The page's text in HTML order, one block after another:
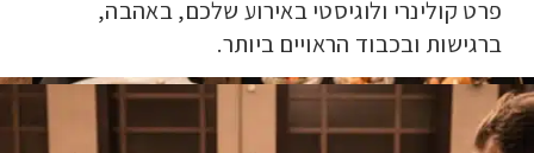
פרט קולינרי ולוגיסטי באירוע שלכם, באהבה,
ברגישות ובכבוד הראויים ביותר.